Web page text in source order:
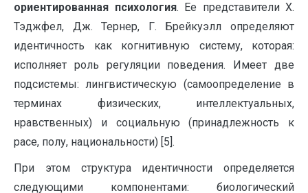
ориентированная психология. Ее представители Х.
Тэджфел, Дж. Тернер, Г. Брейкуэлл определяют
идентичность как когнитивную систему, которая:
исполняет роль регуляции поведения. Имеет две
подсистемы: лингвистическую (самоопределение в
терминах физических, интеллектуальных,
нравственных) и социальную (принадлежность к
расе, полу, национальности) [5].
При этом структура идентичности определяется
следующими компонентами: биологический